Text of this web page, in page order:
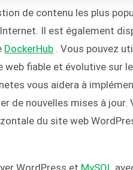
de contenu les plus
Il est également
DockerHub . Vous pouvez
web fiable et évolutive sur
vous aidera à
de nouvelles mises à jour.
du site web